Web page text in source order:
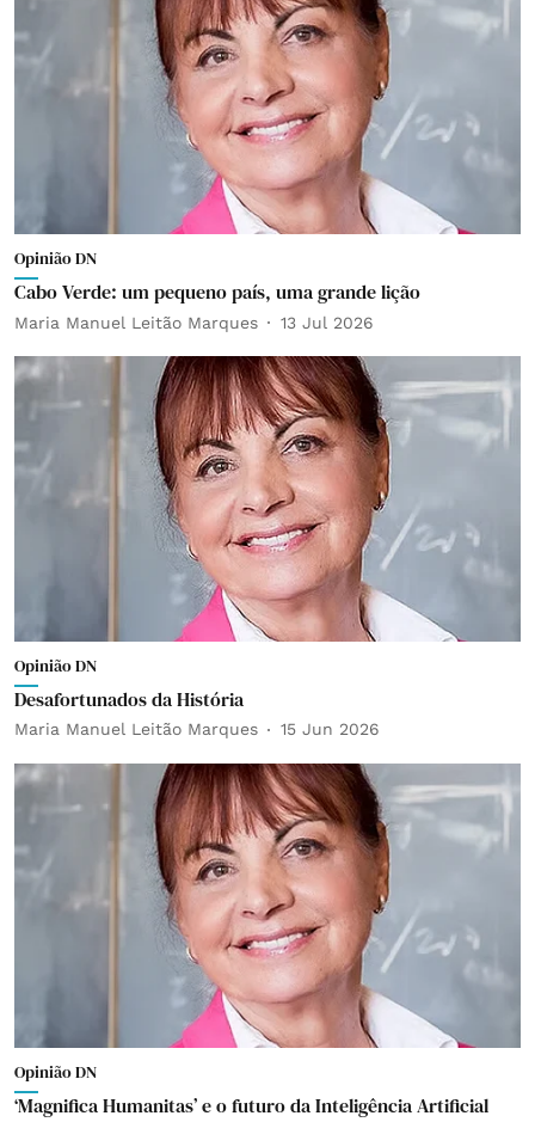
Opinião DN
Cabo Verde: um pequeno país, uma grande lição
Maria Manuel Leitão Marques 13 Jul 2026
Opinião DN
Desafortunados da História
Maria Manuel Leitão Marques 15 Jun 2026
Opinião DN
‘Magnifica Humanitas’ e o futuro da Inteligência Artificial